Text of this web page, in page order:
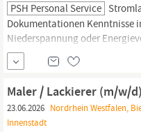
PSH Personal Service
Dokumentationen Kenntnisse
Niederspannung oder
für den Einsatz in technisch
versorgungsrelevanten
Energieanlagenelektroniker
Aufgabengebiet Installation,...
Maler / Lackierer (m/w/d)
23.06.2026 Nordrhein Westfalen,
Innenstadt